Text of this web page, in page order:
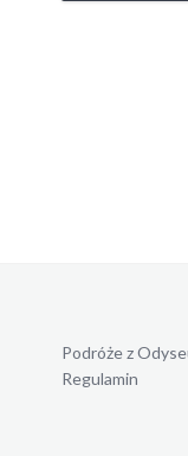
Podróże z
Regulamin